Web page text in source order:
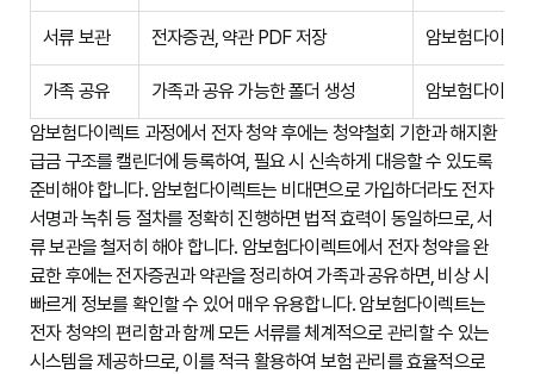
서류 보관 전자증권, 약관 PDF 저장 암보험다이렉
가족 공유 가족과 공유 가능한 폴더 생성
암보험다이렉
암보험다이렉트 과정에서 전자 청약 후에는 청약철회 기한과 해지환
급금 구조를 캘린더에 등록하여, 필요 시 신속하게 대응할 수 있도록
준비해야 합니다. 암보험다이렉트는 비대면으로 가입하더라도 전자
서명과 녹취 등 절차를 정확히 진행하면 법적 효력이 동일하므로, 서
류 보관을 철저히 해야 합니다. 암보험다이렉트에서 전자 청약을 완
료한 후에는 전자증권과 약관을 정리하여 가족과 공유하면, 비상 시
빠르게 정보를 확인할 수 있어 매우 유용합니다. 암보험다이렉트는
전자 청약의 편리함과 함께 모든 서류를 체계적으로 관리할 수 있는
시스템을 제공하므로, 이를 적극 활용하여 보험 관리를 효율적으로